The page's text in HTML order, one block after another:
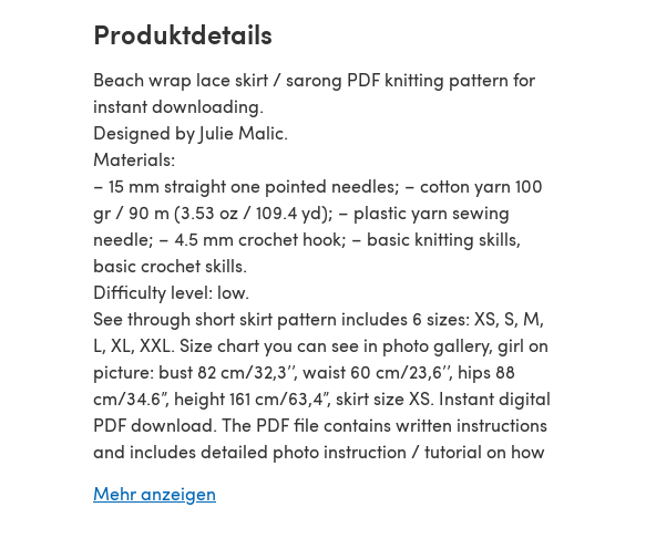
Produktdetails
Beach wrap lace skirt / sarong PDF knitting pattern for
instant downloading.
Designed by Julie Malic.
Materials:
– 15 mm straight one pointed needles; – cotton yarn 100
gr / 90 m (3.53 oz / 109.4 yd); – plastic yarn sewing
needle; – 4.5 mm crochet hook; – basic knitting skills,
basic crochet skills.
Difficulty level: low.
See through short skirt pattern includes 6 sizes: XS, S, M,
L, XL, XXL. Size chart you can see in photo gallery, girl on
picture: bust 82 cm/32,3’’, waist 60 cm/23,6’’, hips 88
cm/34.6”, height 161 cm/63,4”, skirt size XS. Instant digital
PDF download. The PDF file contains written instructions
and includes detailed photo instruction / tutorial on how
Please note: English language only! I can’t accept returns
Mehr anzeigen